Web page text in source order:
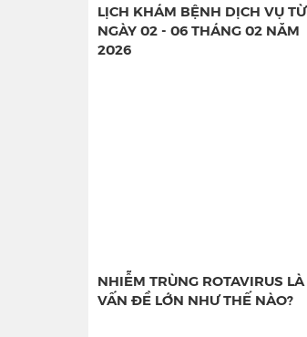
LỊCH KHÁM BỆNH DỊCH VỤ TỪ
NGÀY 02 - 06 THÁNG 02 NĂM
2026
NHIỄM TRÙNG ROTAVIRUS LÀ
VẤN ĐỀ LỚN NHƯ THẾ NÀO?